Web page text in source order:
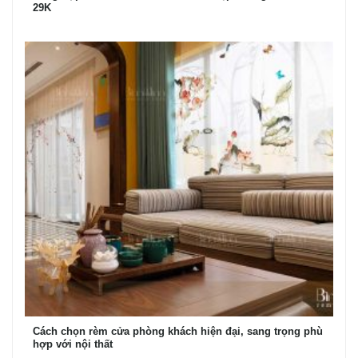
29K
Cách chọn rèm cửa phòng khách hiện đại, sang trọng phù
hợp với nội thất